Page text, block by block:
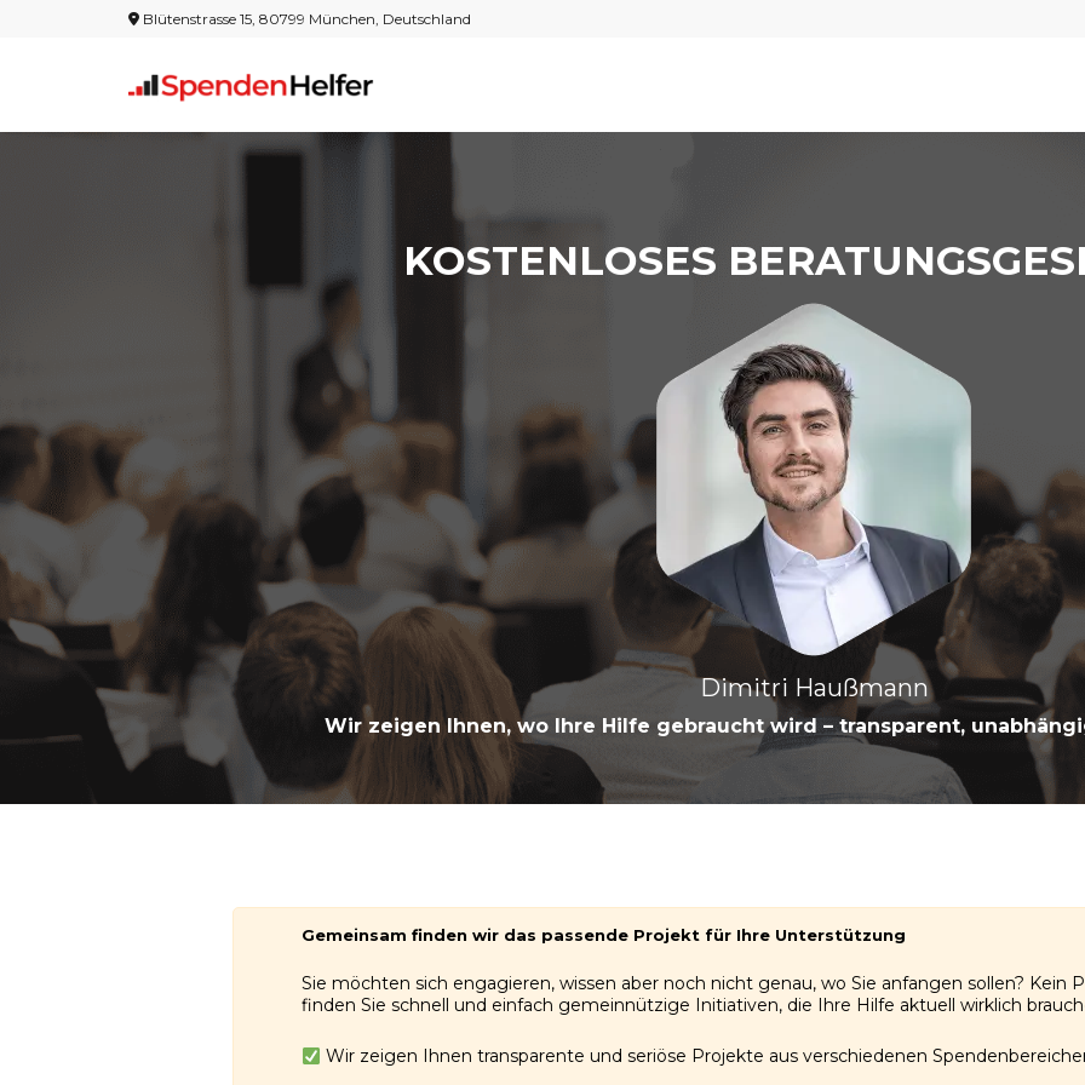
Blütenstrasse 15, 80799 München, Deutschland
KOSTENLOSES
Dimitri Haußmann
Wir zeigen Ihnen, wo Ihre Hilfe gebraucht wird – transparent,
Gemeinsam finden wir das passende Projekt für Ihre Unterstützung
Sie möchten sich engagieren, wissen aber noch nicht genau, wo Sie anfangen sollen? Kein
finden Sie schnell und einfach gemeinnützige Initiativen, die Ihre Hilfe aktuell wirklich
Wir zeigen Ihnen transparente und seriöse Projekte aus verschiedenen